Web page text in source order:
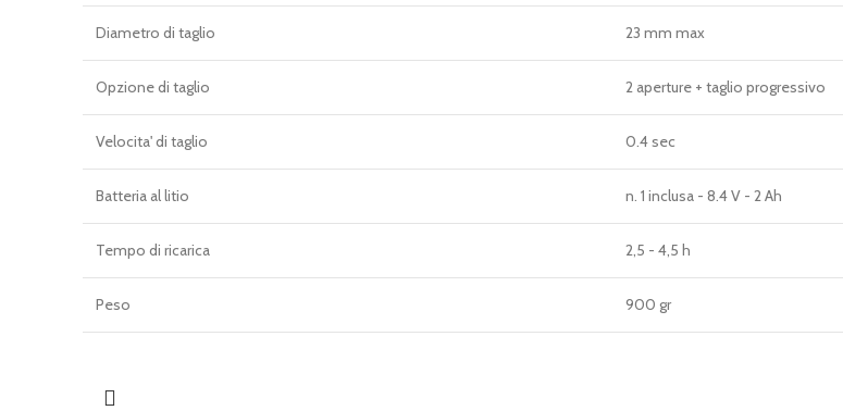
€ 177,00.€ 113,00.
Diametro di taglio 23 mm max
Opzione di taglio 2 aperture + taglio progressivo
Velocita' di taglio 0.4 sec
Batteria al litio n. 1 inclusa - 8.4 V - 2 Ah
Tempo di ricarica 2,5 - 4,5 h
Peso 900 gr